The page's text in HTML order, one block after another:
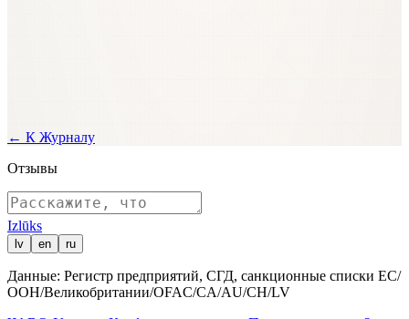
← К Журналу
Отзывы
Izlūks
lv en ru
Данные: Регистр предприятий, СГД, санкционные списки ЕС/
ООН/Великобритании/OFAC/CA/AU/CH/LV